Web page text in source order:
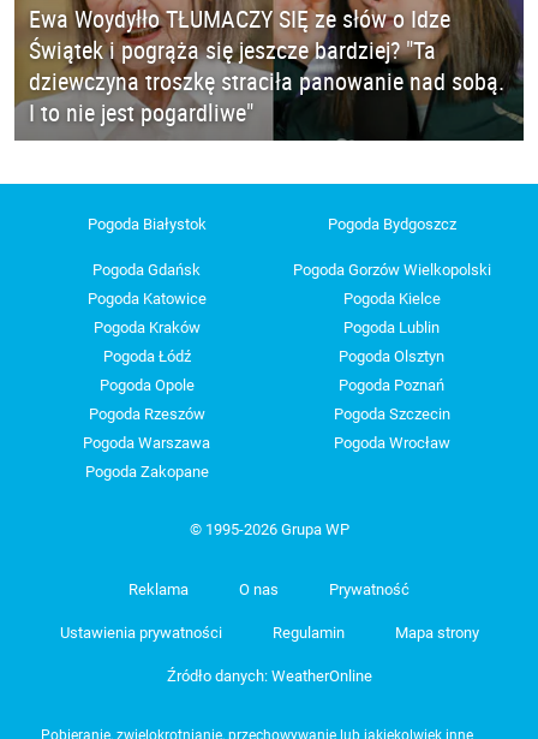
Ewa Woydyłło TŁUMACZY SIĘ ze słów o Idze
Świątek i pogrąża się jeszcze bardziej? "Ta
dziewczyna troszkę straciła panowanie nad sobą.
I to nie jest pogardliwe"
Pogoda Białystok Pogoda Bydgoszcz
Pogoda Gdańsk
Pogoda Gorzów Wielkopolski
Pogoda Katowice
Pogoda Kielce
Pogoda Kraków
Pogoda Lublin
Pogoda Łódź
Pogoda Olsztyn
Pogoda Opole
Pogoda Poznań
Pogoda Rzeszów
Pogoda Szczecin
Pogoda Warszawa
Pogoda Wrocław
Pogoda Zakopane
© 1995-2026 Grupa WP
Reklama O nas Prywatność
Ustawienia prywatności Regulamin Mapa strony
Źródło danych: WeatherOnline
Pobieranie, zwielokrotnianie, przechowywanie lub jakiekolwiek inne